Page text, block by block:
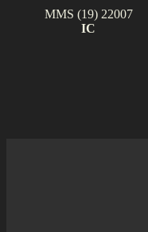
MMS (19) 22007
IC